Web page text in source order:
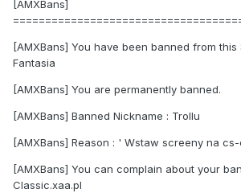
[AMXBans]
[AMXBans] You have been banned from this
Fantasia
[AMXBans] You are permanently banned.
[AMXBans] Banned Nickname : Trollu
[AMXBans] Reason : ' Wstaw screeny na
[AMXBans] You can complain about your
Classic.xaa.pl